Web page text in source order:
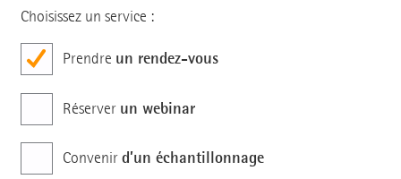
Choisissez un service :
Prendre un rendez-vous
Réserver un webinar
Convenird’un échantillonnage